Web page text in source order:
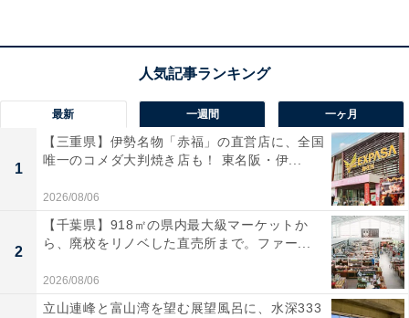
「温泉が硫黄泉で凄く良いお湯でした」という声があが
人や、上質な温泉と庭園の景色をゆっくりと楽しみたい
人におすすめの宿です。
最新 一週間 一ヶ月
1
【三重県】伊勢名物「赤福」の直営店に、全国
唯一のコメダ大判焼き店も！ 東名阪・伊...
2026/08/06
2
【千葉県】918㎡の県内最大級マーケットか
ら、廃校をリノベした直売所まで。ファー...
2026/08/06
立山連峰と富山湾を望む展望風呂に、水深333